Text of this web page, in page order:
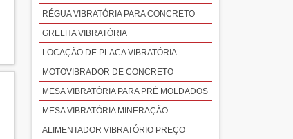
RÉGUA VIBRATÓRIA PARA CONCRETO
GRELHA VIBRATÓRIA
LOCAÇÃO DE PLACA VIBRATÓRIA
MOTOVIBRADOR DE CONCRETO
MESA VIBRATÓRIA PARA PRÉ MOLDADOS
MESA VIBRATÓRIA MINERAÇÃO
ALIMENTADOR VIBRATÓRIO PREÇO